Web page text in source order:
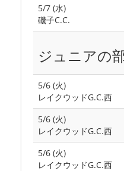
5/7 (水)
磯子C.C.
ジュニアの
5/6 (火)
レイクウッドG.C.西
5/6 (火)
レイクウッドG.C.西
5/6 (火)
レイクウッドG.C.西